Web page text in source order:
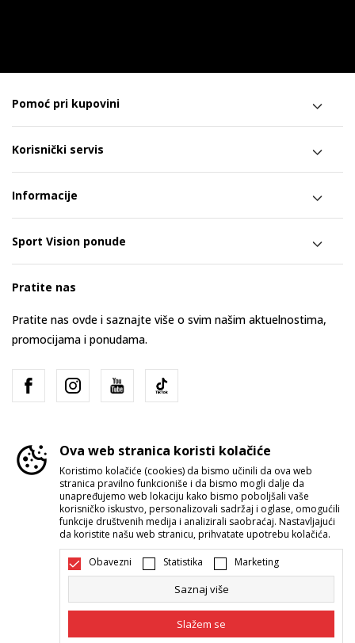
Pomoć pri kupovini
Korisnički servis
Informacije
Sport Vision ponude
Pratite nas
Pratite nas ovde i saznajte više o svim našim aktuelnostima,
promocijama i ponudama.
Srbija Promenite
Nastojimo da budemo što precizniji u opisu proizvoda, prikazu slika i
bez grešaka. Svi artikli prikazani na sajtu su deo naše ponude i ne
Ova web stranica koristi kolačiće
Koristimo kolačiće (cookies) da bismo učinili da ova web
stranica pravilno funkcioniše i da bismo mogli dalje da
unapređujemo web lokaciju kako bismo poboljšali vaše
korisničko iskustvo, personalizovali sadržaj i oglase, omogućili
funkcije društvenih medija i analizirali saobraćaj. Nastavljajući
da koristite našu web stranicu, prihvatate upotrebu kolačića.
Obavezni Statistika Marketing
Saznaj više
Slažem se